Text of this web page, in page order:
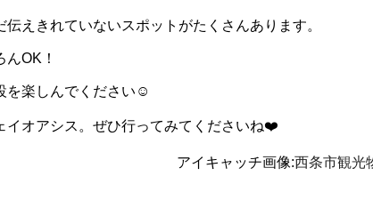
えきれていないスポットがたくさんあります。
OK！
を楽しんでください☺️
イオアシス。ぜひ行ってみてくださいね❤️
アイキャッチ画像:西条市観光